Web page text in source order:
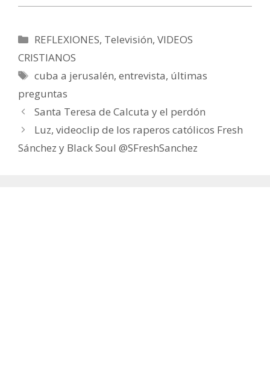
Categorías
REFLEXIONES, Televisión,VIDEOS
CRISTIANOS
Etiquetas
cuba a jerusalén,entrevista, últimas
preguntas
Santa Teresa de Calcuta y el perdón
Luz, videoclip de los raperos católicos Fresh
Sánchez y Black Soul @SFreshSanchez